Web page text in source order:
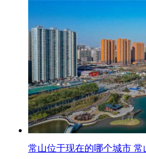
常山位于现在的哪个城市 常